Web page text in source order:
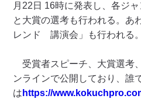
月22日 16時に発表し、各ジ
と大賞の選考も行われる。あ
レンド 講演会」も行われる。
受賞者スピーチ、大賞選考
ンラインで公開しており、誰
は https://